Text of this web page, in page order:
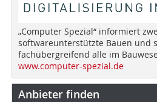
„Computer Spezial“ informiert
softwareunterstützte Bauen und
fachübergreifend alle im
www.computer-spezial.de
Anbieter finden